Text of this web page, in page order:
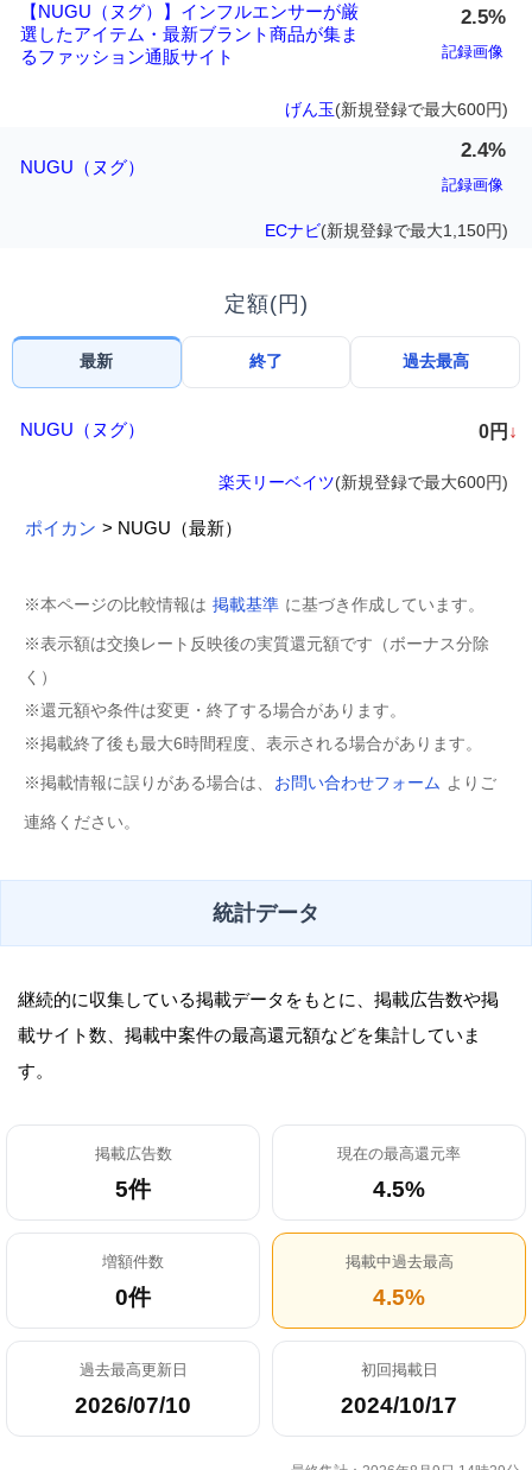
【NUGU（ヌグ）】インフルエンサーが厳
選したアイテム・最新ブラント商品が集ま
るファッション通販サイト
2.5%
記録画像
げん玉(新規登録で最大600円)
NUGU（ヌグ）
2.4%
記録画像
ECナビ(新規登録で最大1,150円)
定額(円)
最新 終了 過去最高
NUGU（ヌグ） 0円 ↓
楽天リーベイツ(新規登録で最大600円)
ポイカン > NUGU（最新）
※本ページの比較情報は 掲載基準 に基づき作成しています。
※表示額は交換レート反映後の実質還元額です（ボーナス分除
く）
※還元額や条件は変更・終了する場合があります。
※掲載終了後も最大6時間程度、表示される場合があります。
※掲載情報に誤りがある場合は、 お問い合わせフォーム よりご
連絡ください。
統計データ
継続的に収集している掲載データをもとに、掲載広告数や掲
載サイト数、掲載中案件の最高還元額などを集計していま
す。
掲載広告数
5件
現在の最高還元率
4.5%
増額件数
0件
掲載中過去最高
4.5%
過去最高更新日
2026/07/10
初回掲載日
2024/10/17